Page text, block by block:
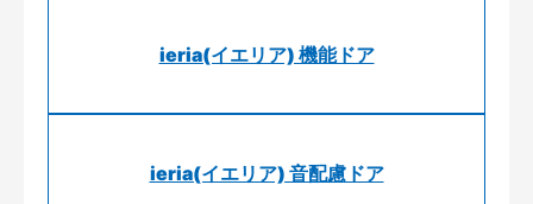
ieria(イエリア) 機能ドア
ieria(イエリア) 音配慮ドア